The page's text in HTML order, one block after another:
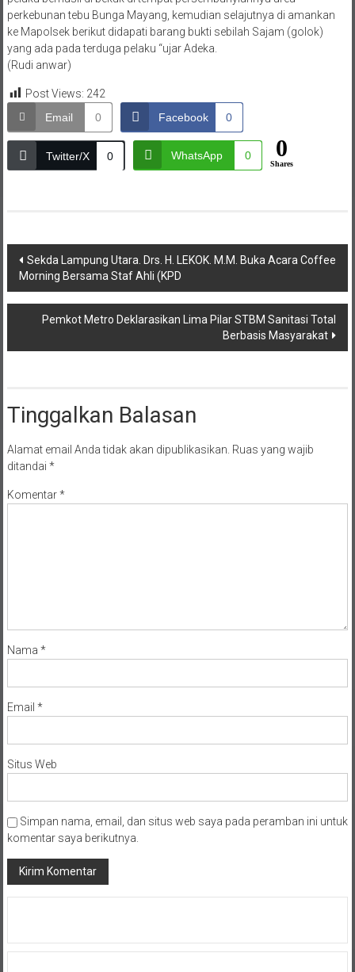
perkebunan tebu Bunga Mayang, kemudian selajutnya di amankan
ke Mapolsek berikut didapati barang bukti sebilah Sajam (golok)
yang ada pada terduga pelaku “ujar Adeka.
(Rudi anwar)
Post Views: 242
Email
0 Facebook 0
Twitter/X 0 WhatsApp 0 0
Shares
Navigasi
pos
Sekda Lampung Utara. Drs. H. LEKOK. M.M. Buka Acara Coffee
Morning Bersama Staf Ahli (KPD
Pemkot Metro Deklarasikan Lima Pilar STBM Sanitasi Total
Berbasis Masyarakat
Tinggalkan Balasan
Alamat email Anda tidak akan dipublikasikan. Ruas yang wajib
ditandai *
Komentar*
Nama *
Email *
Situs Web
Simpan nama, email, dan situs web saya pada peramban ini untuk
komentar saya berikutnya.